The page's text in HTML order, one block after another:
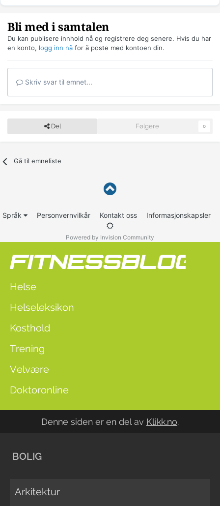
Bli med i samtalen
Du kan publisere innhold nå og registrere deg senere. Hvis du har
en konto, logg inn nå for å poste med kontoen din.
Skriv svar til emnet...
Del Følgere 0
Gå til emneliste
Språk Personvernvilkår Kontakt oss Informasjonskapsler
Powered by Invision Community
Helse
Helseleksikon
Kosthold
Trening
Velvære
Doktoronline
Denne siden er en del av Klikk.no.
BOLIG
Arkitektur